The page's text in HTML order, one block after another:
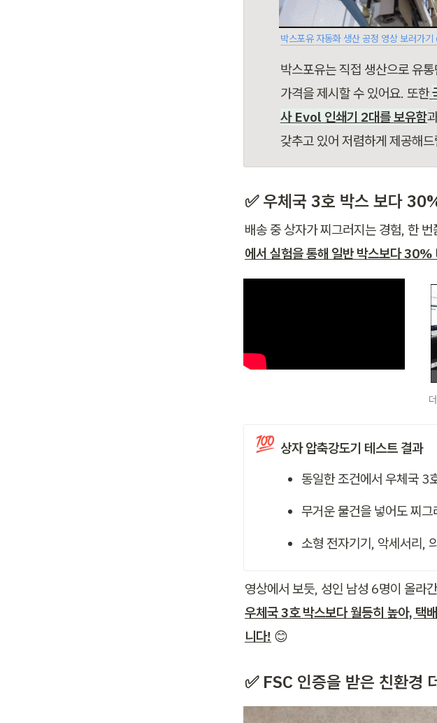
박스포유 자동화 생산 공정 영상 보러가
박스포유는 직접 생산으로 유
가격을 제시할 수 있어요. 또한
사 Evol 인쇄기 2대를 보유함
갖추고 있어 저렴하게 제공해
✅ 우체국 3호 박스 보다
배송 중 상자가 찌그러지는 경험, 한
에서 실험을 통해 일반 박스보다 30%
💯 상자 압축강도기 테스트 결과
동일한 조건에서 우체국 3
무거운 물건을 넣어도 찌
소형 전자기기, 악세서리,
영상에서 보듯, 성인 남성 6명이 올라
우체국 3호 박스보다 월등히 높아, 택
니다! 😊
✅ FSC 인증을 받은 친환경